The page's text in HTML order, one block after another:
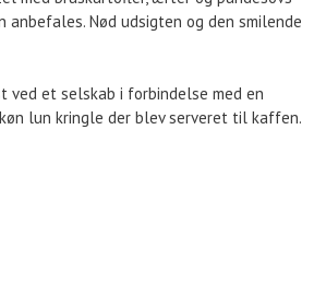
anbefales. Nød udsigten og den smilende
ved et selskab i forbindelse med en
lun kringle der blev serveret til kaffen.